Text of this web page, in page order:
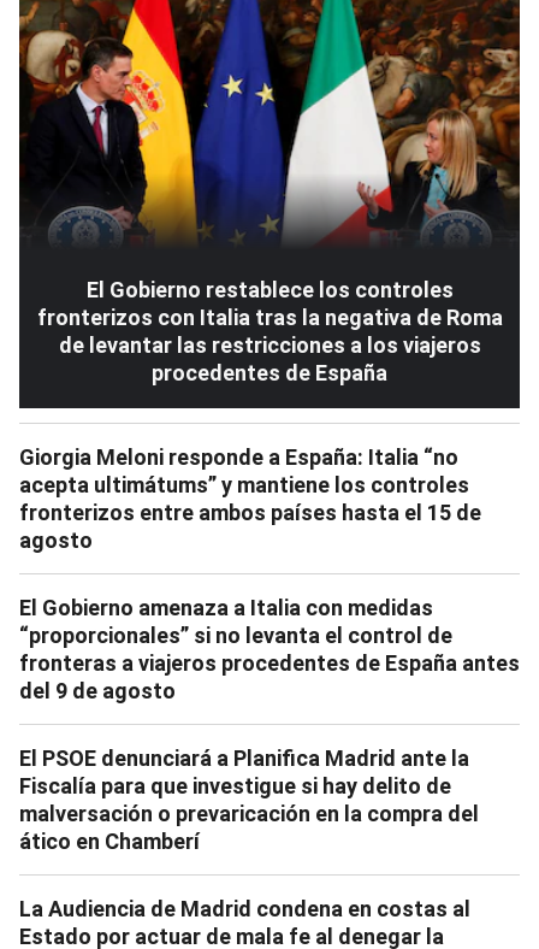
El Gobierno restablece los controles
fronterizos con Italia tras la negativa de Roma
de levantar las restricciones a los viajeros
procedentes de España
Giorgia Meloni responde a España: Italia “no
acepta ultimátums” y mantiene los controles
fronterizos entre ambos países hasta el 15 de
agosto
El Gobierno amenaza a Italia con medidas
“proporcionales” si no levanta el control de
fronteras a viajeros procedentes de España antes
del 9 de agosto
El PSOE denunciará a Planifica Madrid ante la
Fiscalía para que investigue si hay delito de
malversación o prevaricación en la compra del
ático en Chamberí
La Audiencia de Madrid condena en costas al
Estado por actuar de mala fe al denegar la